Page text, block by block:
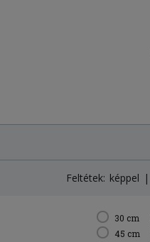
Feltétek: képpel
30 cm
45 cm